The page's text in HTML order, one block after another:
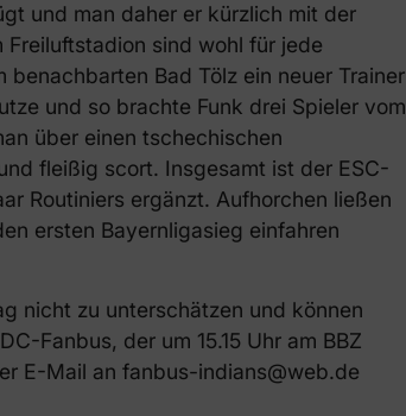
und man daher er kürzlich mit der
sind wohl für jede
Bad Tölz ein neuer Trainer
und so brachte Funk drei Spieler vom
über einen tschechischen
fleißig scort. Insgesamt ist der ESC-
Routiniers ergänzt. Aufhorchen ließen
ersten Bayernligasieg einfahren
nicht zu unterschätzen und können
Fanbus, der um 15.15 Uhr am BBZ
E-Mail an fanbus-indians@web.de